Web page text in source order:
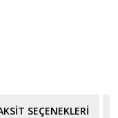
SEÇENEKLERI